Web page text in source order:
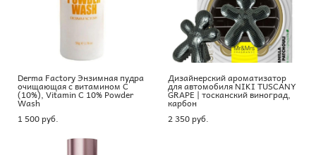
Derma Factory Энзимная пудра
очищающая с витамином С
(10%), Vitamin C 10% Powder
Wash
1 500 pуб.
Дизайнерский ароматизатор
для автомобиля NIKI TUSCANY
GRAPE | тосканский виноград,
карбон
2 350 pуб.